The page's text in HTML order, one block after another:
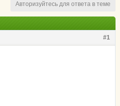
Авторизуйтесь для ответа в теме
#1